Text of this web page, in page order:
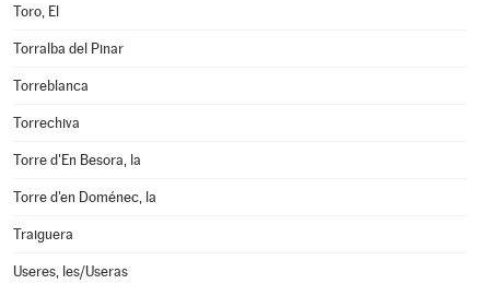
Toro, El
Torralba del Pinar
Torreblanca
Torrechiva
Torre d'En Besora, la
Torre d'en Doménec, la
Traiguera
Useres, les/Useras